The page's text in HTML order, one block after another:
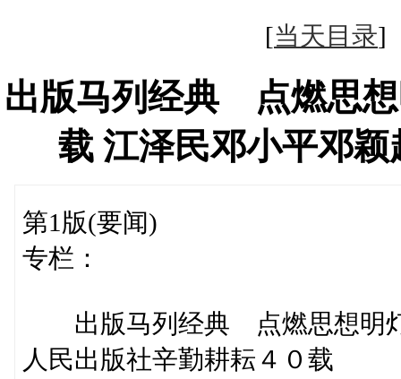
[当天目录
出版马列经典 点燃思想
载 江泽民邓小平邓
第1版(要闻)
专栏：
出版马列经典 点燃思想明
人民出版社辛勤耕耘４０载